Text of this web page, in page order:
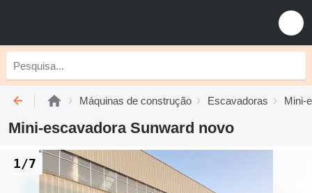
Máquinas de construção Escavadoras Mini-
Mini-escavadora Sunward novo
1/7